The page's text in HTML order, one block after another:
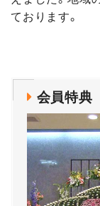
ております。
会員特典